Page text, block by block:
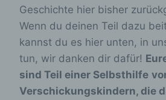
Geschichte hier bisher
Wenn du deinen Teil dazu
kannst du es hier unten, in
tun, wir danken dir dafür!
sind Teil einer Selbsthilfe
Verschickungskindern, die